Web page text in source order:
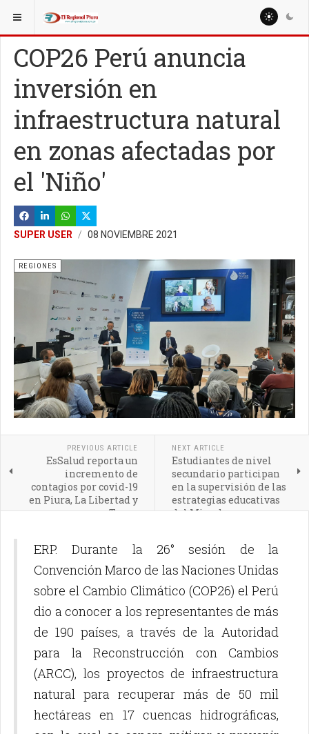
ESTÁ AQUÍ: NACIONALES
COP26 Perú anuncia
inversión en
infraestructura natural
en zonas afectadas por
el 'Niño'
SUPER USER 08 NOVIEMBRE 2021
REGIONES
PREVIOUS ARTICLE
EsSalud reporta un
incremento de
contagios por covid-19
en Piura, La Libertad y
Tacna
NEXT ARTICLE
Estudiantes de nivel
secundario participan
en la supervisión de las
estrategias educativas
del Minedu
ERP. Durante la 26° sesión de la
Convención Marco de las Naciones Unidas
sobre el Cambio Climático (COP26) el Perú
dio a conocer a los representantes de más
de 190 países, a través de la Autoridad
para la Reconstrucción con Cambios
(ARCC), los proyectos de infraestructura
natural para recuperar más de 50 mil
hectáreas en 17 cuencas hidrográficas,